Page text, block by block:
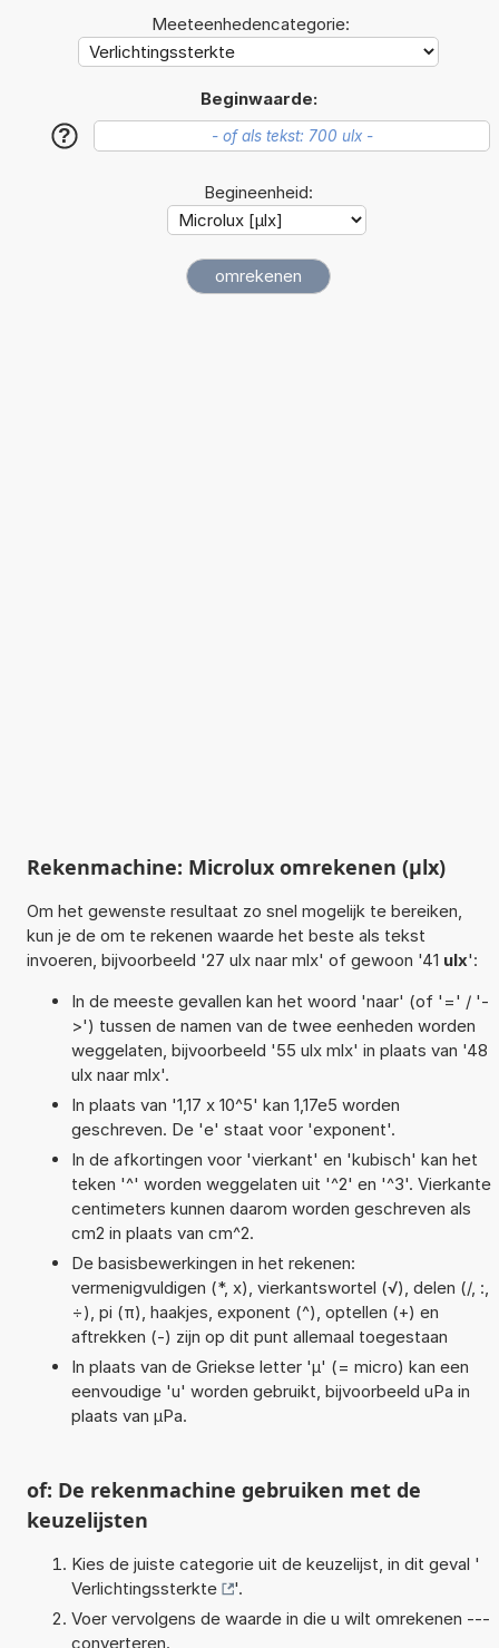
Meeteenhedencategorie:
Beginwaarde:
?
Begineenheid:
Rekenmachine: Microlux omrekenen (µlx)
Om het gewenste resultaat zo snel mogelijk te bereiken,
kun je de om te rekenen waarde het beste als tekst
invoeren, bijvoorbeeld '27 ulx naar mlx' of gewoon '41 ulx':
In de meeste gevallen kan het woord 'naar' (of '=' / '-
>') tussen de namen van de twee eenheden worden
weggelaten, bijvoorbeeld '55 ulx mlx' in plaats van '48
ulx naar mlx'.
In plaats van '1,17 x 10^5' kan 1,17e5 worden
geschreven. De 'e' staat voor 'exponent'.
In de afkortingen voor 'vierkant' en 'kubisch' kan het
teken '^' worden weggelaten uit '^2' en '^3'. Vierkante
centimeters kunnen daarom worden geschreven als
cm2 in plaats van cm^2.
De basisbewerkingen in het rekenen:
vermenigvuldigen (*, x), vierkantswortel (√), delen (/, :,
÷), pi (π), haakjes, exponent (^), optellen (+) en
aftrekken (-) zijn op dit punt allemaal toegestaan
In plaats van de Griekse letter 'µ' (= micro) kan een
eenvoudige 'u' worden gebruikt, bijvoorbeeld uPa in
plaats van µPa.
of: De rekenmachine gebruiken met de
keuzelijsten
Kies de juiste categorie uit de keuzelijst, in dit geval '
Verlichtingssterkte
'.
Voer vervolgens de waarde in die u wilt omrekenen ---
converteren.